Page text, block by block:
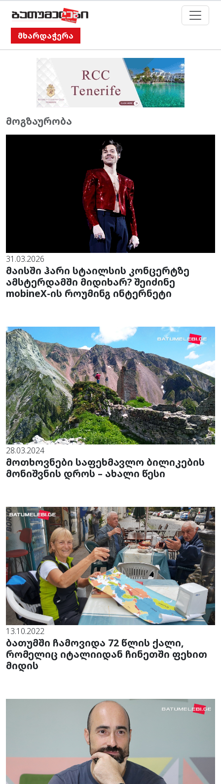
მხარდაჭერა
მოგზაურობა
31.03.2026
მაისში ჰარი სტაილსის კონცერტზე
ამსტერდამში მიდიხარ? შეიძინე
mobineX-ის როუმინგ ინტერნეტი
28.03.2024
მოთხოვნები საფეხმავლო ბილიკების
მონიშვნის დროს – ახალი წესი
13.10.2022
ბათუმში ჩამოვიდა 72 წლის ქალი,
რომელიც იტალიიდან ჩინეთში ფეხით
მიდის